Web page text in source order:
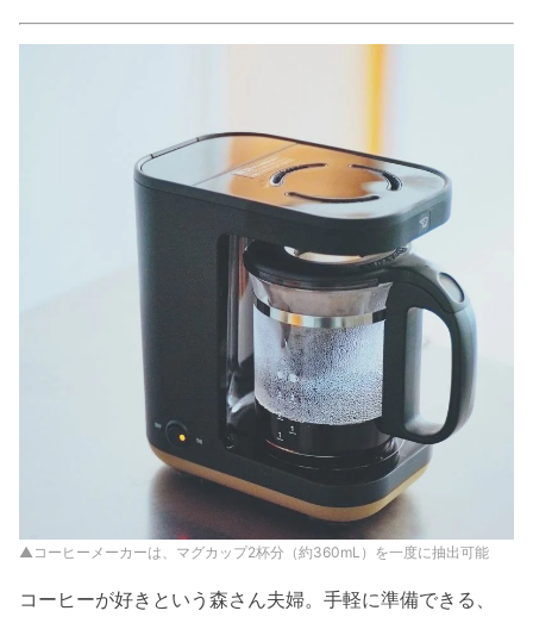
▲コーヒーメーカーは、マグカップ2杯分（約360mL）を一度に抽出可能
コーヒーが好きという森さん夫婦。手軽に準備できる、